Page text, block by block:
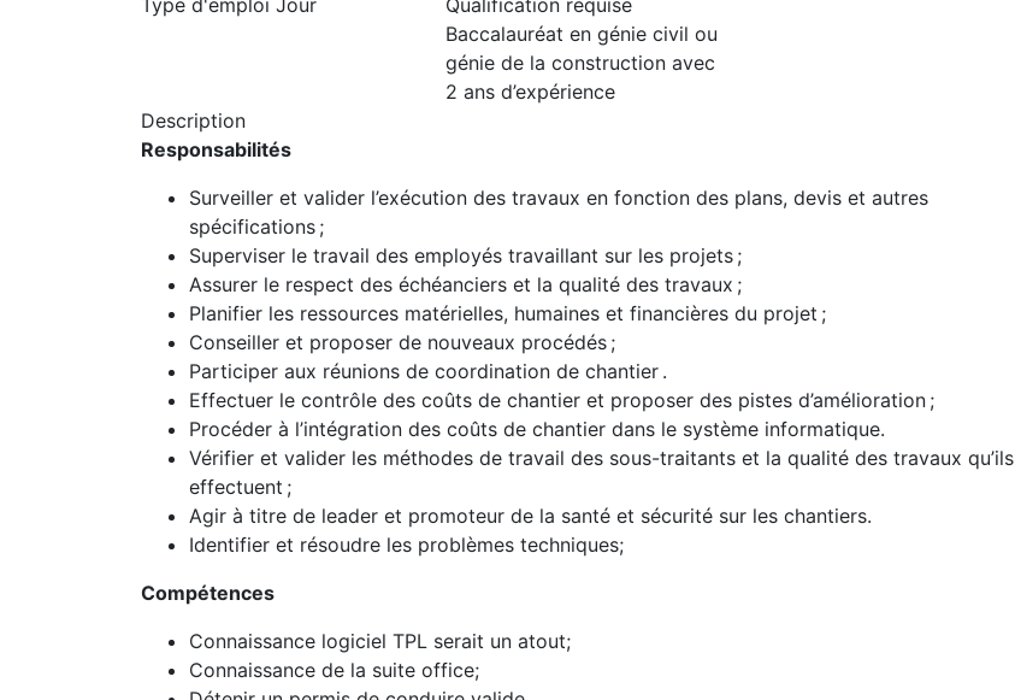
Type d'emploi Jour
Qualification requise
Baccalauréat en génie civil ou
génie de la construction avec
2 ans d’expérience
Description
Responsabilités
Surveiller et valider l’exécution des travaux en fonction des plans, devis et autres
spécifications ;
Superviser le travail des employés travaillant sur les projets ;
Assurer le respect des échéanciers et la qualité des travaux ;
Planifier les ressources matérielles, humaines et financières du projet ;
Conseiller et proposer de nouveaux procédés ;
Participer aux réunions de coordination de chantier .
Effectuer le contrôle des coûts de chantier et proposer des pistes d’amélioration ;
Procéder à l’intégration des coûts de chantier dans le système informatique.
Vérifier et valider les méthodes de travail des sous-traitants et la qualité des travaux qu’ils
effectuent ;
Agir à titre de leader et promoteur de la santé et sécurité sur les chantiers.
Identifier et résoudre les problèmes techniques;
Compétences
Connaissance logiciel TPL serait un atout;
Connaissance de la suite office;